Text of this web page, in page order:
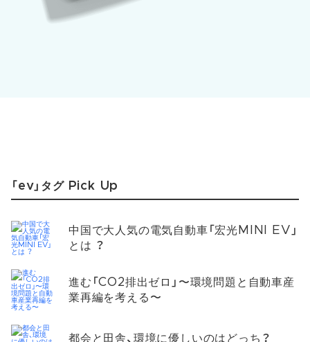
「ev」タグ Pick Up
中国で大人気の電気自動車「宏光MINI EV」
とは ？
進む「CO2排出ゼロ」〜環境問題と自動車産
業再編を考える〜
都会と田舎、環境に優しいのはどっち？